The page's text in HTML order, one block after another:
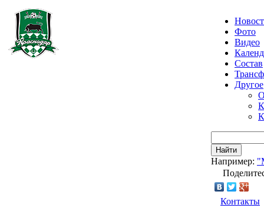
Фото
Видео
Состав
Другое
Найти
Например:
Контакты